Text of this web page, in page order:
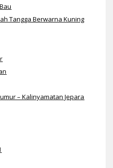
Tangga Berwarna Kuning
– Kalinyamatan Jepara